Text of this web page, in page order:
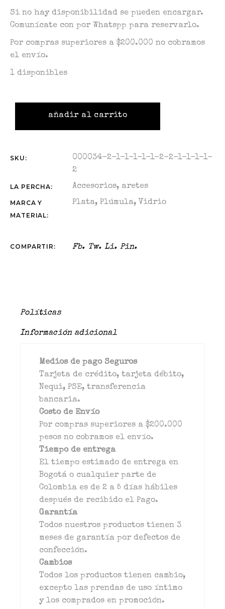
Si no hay disponibilidad se pueden encargar.
Comunícate con por Whatspp para reservarlo.
Por compras superiores a $200.000 no cobramos
el envío.
1 disponibles
añadir al carrito
SKU:
000034-2-1-1-1-1-1-2-2-1-1-1-1-
2
LA PERCHA: Accesorios, aretes
MARCA Y
MATERIAL:
Plata,Plúmula, Vidrio
COMPARTIR: Fb. Tw. Li. Pin.
Políticas
Información adicional
Medios de pago Seguros
Tarjeta de crédito, tarjeta débito,
Nequi, PSE, transferencia
bancaria.
Costo de Envío
Por compras superiores a $200.000
pesos no cobramos el envío.
Tiempo de entrega
El tiempo estimado de entrega en
Bogotá o cualquier parte de
Colombia es de 2 a 5 días hábiles
después de recibido el Pago.
Garantía
Todos nuestros productos tienen 3
meses de garantía por defectos de
confección.
Cambios
Todos los productos tienen cambio,
excepto las prendas de uso íntimo
y los comprados en promoción.